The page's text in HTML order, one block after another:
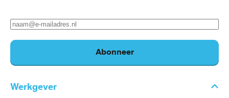
E-
Abonneer
Werkgever